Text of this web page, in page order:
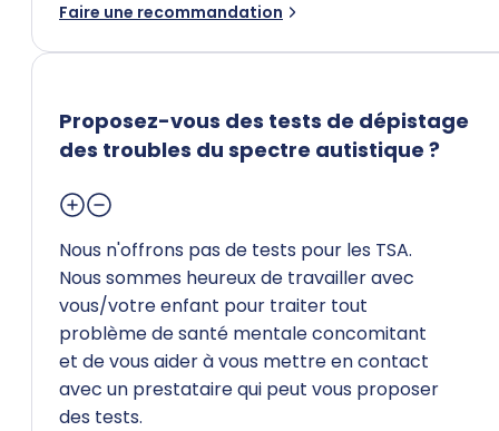
Faire une recommandation
Proposez-vous des tests de dépistage
des troubles du spectre autistique ?
Nous n'offrons pas de tests pour les TSA.
Nous sommes heureux de travailler avec
vous/votre enfant pour traiter tout
problème de santé mentale concomitant
et de vous aider à vous mettre en contact
avec un prestataire qui peut vous proposer
des tests.